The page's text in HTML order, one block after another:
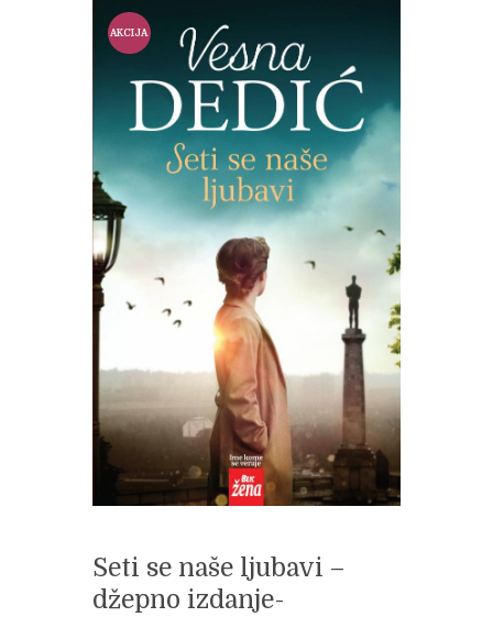
AKCIJA
Seti se naše ljubavi –
džepno izdanje-